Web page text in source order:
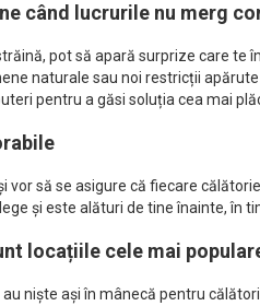
când lucrurile nu merg
pot să apară surprize care te
naturale sau noi restricții
pentru a găsi soluția cea mai
să se asigure că fiecare
și este alături de tine înainte, în
locațiile cele mai
niște ași în mânecă pentru